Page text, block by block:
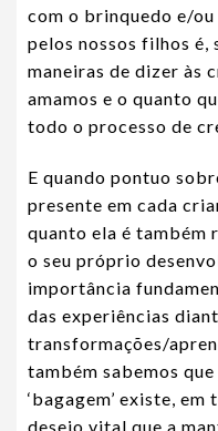
com o brinquedo e/
pelos nossos filhos é,
maneiras de dizer às
amamos e o quanto
todo o processo de
E quando pontuo
presente em cada
quanto ela é também
o seu próprio
importância
das experiências
transformações/
também sabemos
‘bagagem’ existe,
desejo vital que a